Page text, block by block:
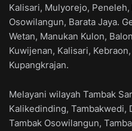
Kalisari, Mulyorejo, Peneleh,
Osowilangun, Barata Jaya.
Wetan, Manukan Kulon,
Kuwijenan, Kalisari,
Kupangkrajan.
Melayani wilayah Tambak
Kalikedinding, Tambakwedi,
Tambak Osowilangun,